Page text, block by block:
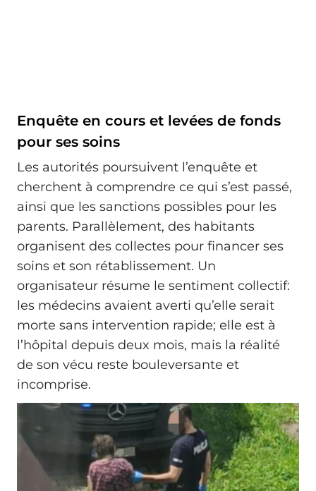
Enquête en cours et levées de fonds
pour ses soins
Les autorités poursuivent l’enquête et
cherchent à comprendre ce qui s’est passé,
ainsi que les sanctions possibles pour les
parents. Parallèlement, des habitants
organisent des collectes pour financer ses
soins et son rétablissement. Un
organisateur résume le sentiment collectif:
les médecins avaient averti qu’elle serait
morte sans intervention rapide; elle est à
l’hôpital depuis deux mois, mais la réalité
de son vécu reste bouleversante et
incomprise.